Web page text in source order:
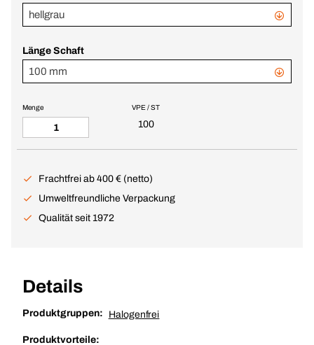
hellgrau
Länge Schaft
100 mm
VPE / ST
100
Menge
Frachtfrei ab 400 € (netto)
Umweltfreundliche Verpackung
Qualität seit 1972
Details
Produktgruppen: Halogenfrei
Produktvorteile: